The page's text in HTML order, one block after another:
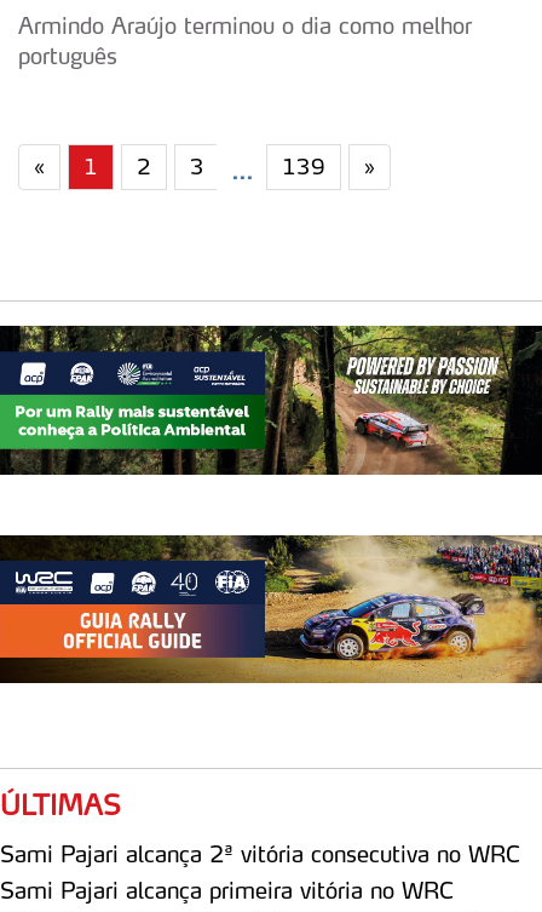
Armindo Araújo terminou o dia como melhor
português
« 1 2 3 ... 139 »
ÚLTIMAS
Sami Pajari alcança 2ª vitória consecutiva no WRC
Sami Pajari alcança primeira vitória no WRC